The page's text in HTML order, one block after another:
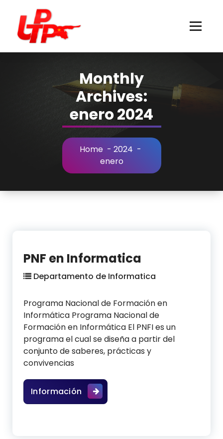
Content
Monthly
Archives:
enero 2024
Home - 2024 -
enero
PNF en Informatica
Departamento de Informatica
Programa Nacional de Formación en
Informática Programa Nacional de
Formación en Informática El PNFI es un
programa el cual se diseña a partir del
conjunto de saberes, prácticas y
convivencias
Información PNF en Informatica